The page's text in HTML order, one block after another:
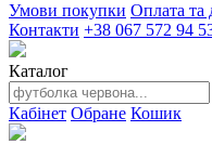
Умови покупки Оплата та
Контакти +38 067 572 94
Каталог
Кабінет Обране Кошик